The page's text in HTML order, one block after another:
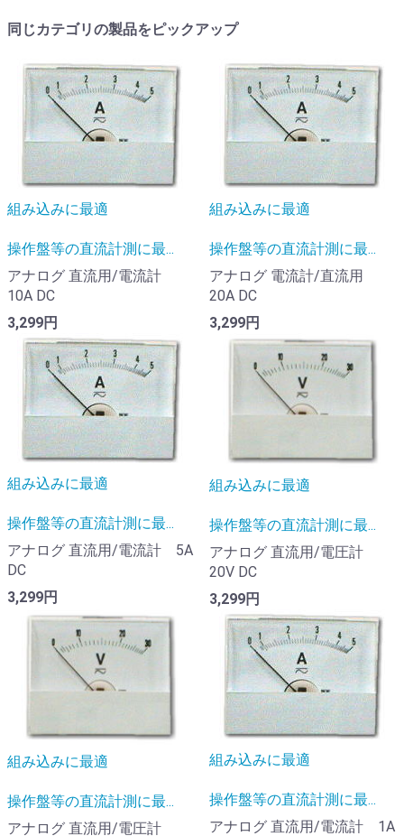
同じカテゴリの製品をピックアップ
組み込みに最適
操作盤等の直流計測に最...
アナログ 直流用/電流計
10A DC
3,299円
組み込みに最適
操作盤等の直流計測に最...
アナログ 電流計/直流用
20A DC
3,299円
組み込みに最適
操作盤等の直流計測に最...
アナログ 直流用/電流計 5A
DC
3,299円
組み込みに最適
操作盤等の直流計測に最...
アナログ 直流用/電圧計
20V DC
3,299円
組み込みに最適
操作盤等の直流計測に最...
アナログ 直流用/電圧計
組み込みに最適
操作盤等の直流計測に最...
アナログ 直流用/電流計 1A